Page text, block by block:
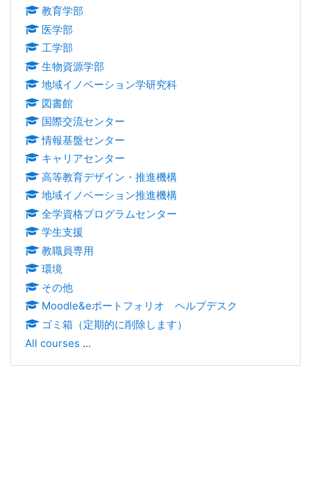
教育学部
医学部
工学部
生物資源学部
地域イノベーション学研究科
図書館
国際交流センター
情報基盤センター
キャリアセンター
高等教育デザイン・推進機構
地域イノベーション推進機構
全学資格プログラムセンター
学生支援
教職員専用
環境
その他
Moodle&eポートフォリオ ヘルプデスク
ゴミ箱（定期的に削除します）
All courses ...